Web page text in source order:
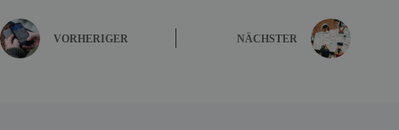
VORHERIGER NÄCHSTER